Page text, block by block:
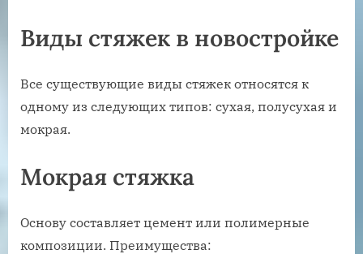
Виды стяжек в новостройке
Все существующие виды стяжек относятся к
одному из следующих типов: сухая, полусухая и
мокрая.
Мокрая стяжка
Основу составляет цемент или полимерные
композиции. Преимущества: